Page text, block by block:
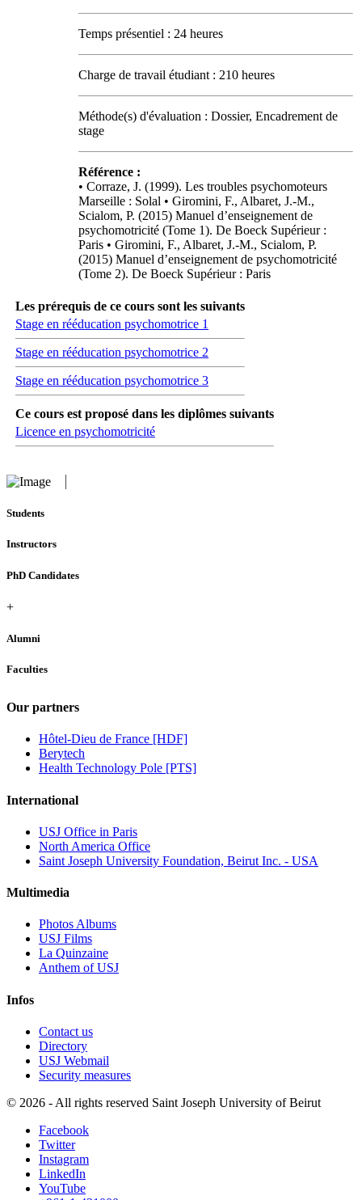
Temps présentiel : 24 heures
Charge de travail étudiant : 210 heures
Méthode(s) d'évaluation : Dossier, Encadrement de
stage
Référence :
• Corraze, J. (1999). Les troubles psychomoteurs
Marseille : Solal • Giromini, F., Albaret, J.-M.,
Scialom, P. (2015) Manuel d’enseignement de
psychomotricité (Tome 1). De Boeck Supérieur :
Paris • Giromini, F., Albaret, J.-M., Scialom, P.
(2015) Manuel d’enseignement de psychomotricité
(Tome 2). De Boeck Supérieur : Paris
Les prérequis de ce cours sont les suivants
Stage en rééducation psychomotrice 1
Stage en rééducation psychomotrice 2
Stage en rééducation psychomotrice 3
Ce cours est proposé dans les diplômes suivants
Licence en psychomotricité
Students
Instructors
PhD Candidates
+
Alumni
Faculties
Our partners
Hôtel-Dieu de France [HDF]
Berytech
Health Technology Pole [PTS]
International
USJ Office in Paris
North America Office
Saint Joseph University Foundation, Beirut Inc. - USA
Multimedia
Photos Albums
USJ Films
La Quinzaine
Anthem of USJ
Infos
Contact us
Directory
USJ Webmail
Security measures
© 2026 - All rights reserved Saint Joseph University of Beirut
Facebook
Twitter
Instagram
LinkedIn
YouTube